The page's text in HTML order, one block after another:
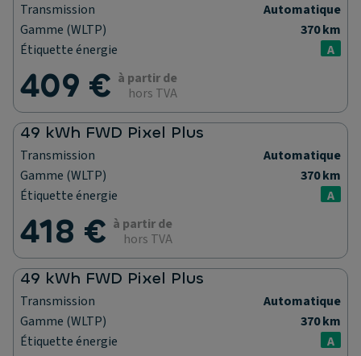
Transmission
Automatique
Gamme (WLTP)
370 km
Étiquette énergie
A
409 € à partir de
hors TVA
49 kWh FWD Pixel Plus
Transmission
Automatique
Gamme (WLTP)
370 km
Étiquette énergie
A
418 € à partir de
hors TVA
49 kWh FWD Pixel Plus
Transmission
Automatique
Gamme (WLTP)
370 km
Étiquette énergie
A